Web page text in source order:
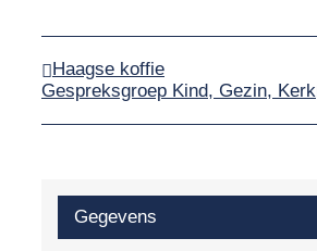
Haagse koffie
Gespreksgroep Kind, Gezin, Kerk
Gegevens